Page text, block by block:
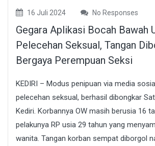
16 Juli 2024 No Responses
Gegara Aplikasi Bocah Bawah
Pelecehan Seksual, Tangan
Bergaya Perempuan Seksi
KEDIRI – Modus penipuan via media
pelecehan seksual, berhasil dibongkar
Kediri. Korbannya OW masih berusia 16
pelakunya RP usia 29 tahun yang
wanita. Tangan korban sempat diborgol